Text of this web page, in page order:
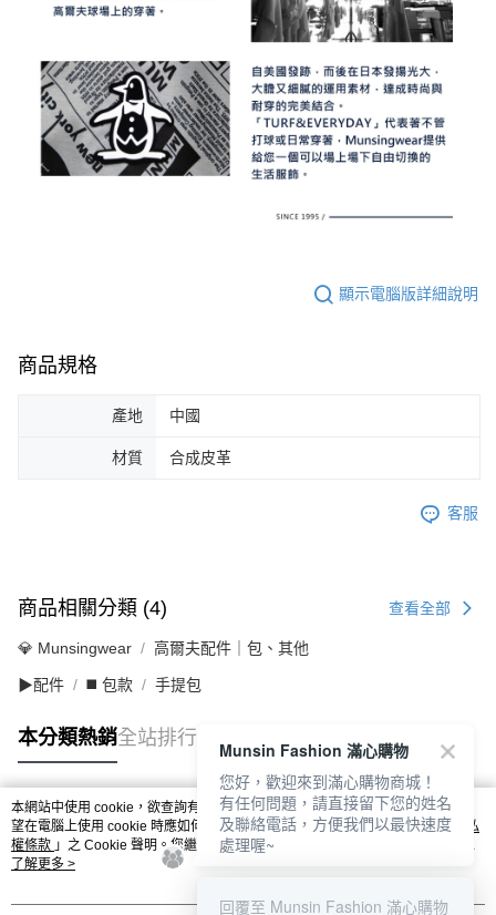
顯示電腦版詳細說明
商品規格
產地 中國
材質 合成皮革
客服
商品相關分類 (4) 查看全部
💎 Munsingwear 高爾夫配件｜包、其他
▶配件 ◼️ 包款 手提包
本分類熱銷全站排行
熱門標籤
本網站中使用 cookie，欲查詢有關本網站使用 cookie 方式之詳情，及若您不希
望在電腦上使用 cookie 時應如何變更電腦的 cookie 設定，請參閱本網站「
隱私
權條款 」之 Cookie 聲明。您繼續使用本網站即表示您同意本公司得按本網站使
用條款之 Cookie 聲明使用 cookie。
了解更多 >
Munsin Fashion 滿心購物
您好，歡迎來到滿心購物商城！
有任何問題，請直接留下您的姓名
及聯絡電話，方便我們以最快速度
處理喔~
回覆至 Munsin Fashion 滿心購物